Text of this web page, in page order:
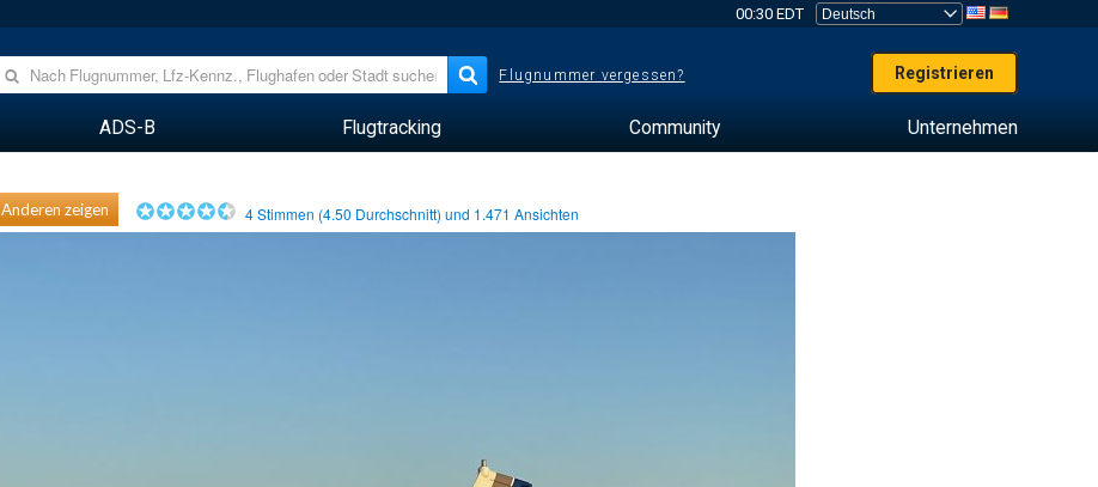
00:30 EDT
Flugnummer vergessen? Registrieren
ADS-B Flugtracking Community Unternehmen
Anderen zeigen 4Stimmen (4.50 Durchschnitt) und 1.471 Ansichten